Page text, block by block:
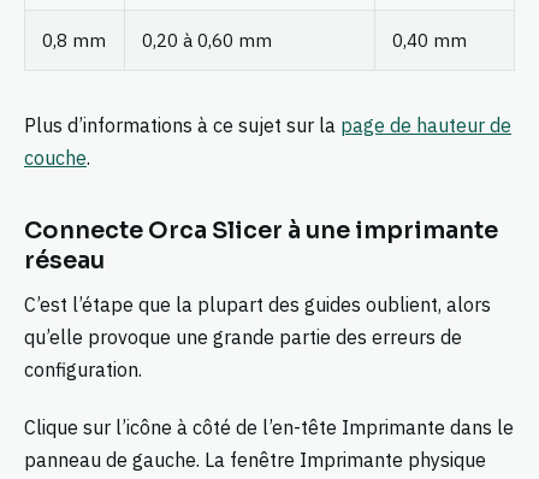
0,8 mm 0,20 à 0,60 mm 0,40 mm
Plus d’informations à ce sujet sur la page de hauteur de
couche.
Connecte Orca Slicer à une imprimante
réseau
C’est l’étape que la plupart des guides oublient, alors
qu’elle provoque une grande partie des erreurs de
configuration.
Clique sur l’icône à côté de l’en-tête Imprimante dans le
panneau de gauche. La fenêtre Imprimante physique